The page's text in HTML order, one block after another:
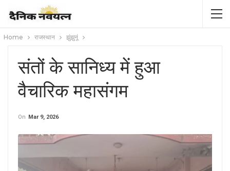
Home राजस्थान झुंझुनूं
संतों के सानिध्य में हुआ
वैचारिक महासंगम
On Mar 9, 2026